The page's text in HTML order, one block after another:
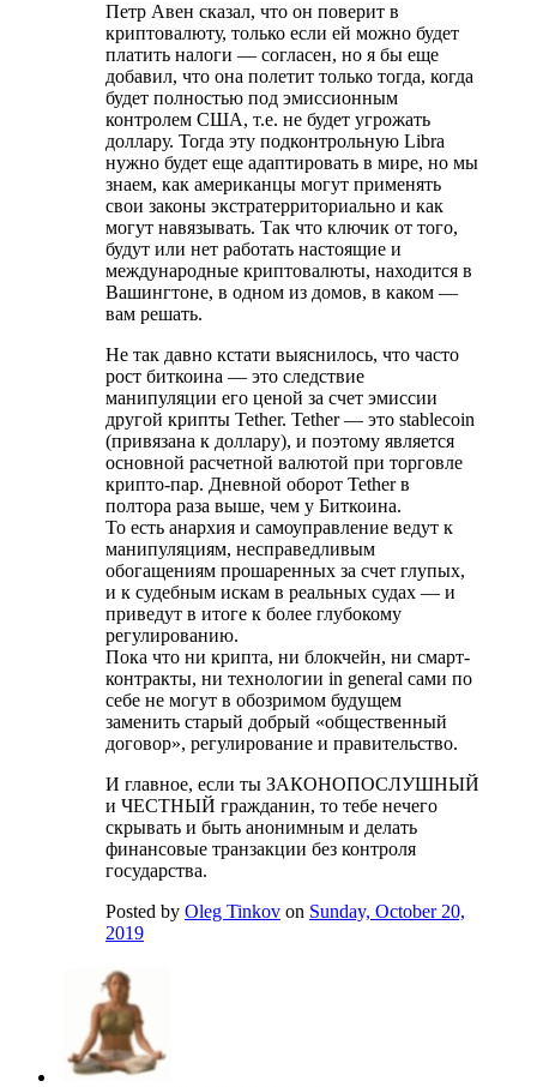
Петр Авен сказал, что он поверит в
криптовалюту, только если ей можно будет
платить налоги — согласен, но я бы еще
добавил, что она полетит только тогда, когда
будет полностью под эмиссионным
контролем США, т.е. не будет угрожать
доллару. Тогда эту подконтрольную Libra
нужно будет еще адаптировать в мире, но мы
знаем, как американцы могут применять
свои законы экстратерриториально и как
могут навязывать. Так что ключик от того,
будут или нет работать настоящие и
международные криптовалюты, находится в
Вашингтоне, в одном из домов, в каком —
вам решать.
Не так давно кстати выяснилось, что часто
рост биткоина — это следствие
манипуляции его ценой за счет эмиссии
другой крипты Tether. Tether — это stablecoin
(привязана к доллару), и поэтому является
основной расчетной валютой при торговле
крипто-пар. Дневной оборот Tether в
полтора раза выше, чем у Биткоина.
То есть анархия и самоуправление ведут к
манипуляциям, несправедливым
обогащениям прошаренных за счет глупых,
и к судебным искам в реальных судах — и
приведут в итоге к более глубокому
регулированию.
Пока что ни крипта, ни блокчейн, ни смарт-
контракты, ни технологии in general сами по
себе не могут в обозримом будущем
заменить старый добрый «общественный
договор», регулирование и правительство.
И главное, если ты ЗАКОНОПОСЛУШНЫЙ
и ЧЕСТНЫЙ гражданин, то тебе нечего
скрывать и быть анонимным и делать
финансовые транзакции без контроля
государства.
Posted by Oleg Tinkov on Sunday, October 20,
2019